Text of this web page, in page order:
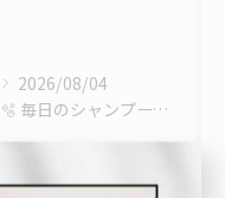
2026/08/04
🫧 毎日のシャンプーで、髪はもっと綺麗になる。